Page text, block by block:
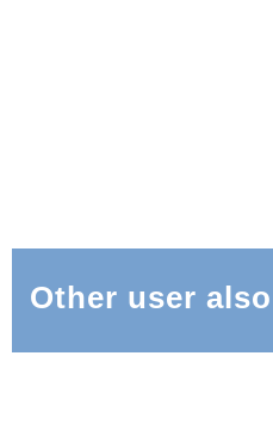
Other user